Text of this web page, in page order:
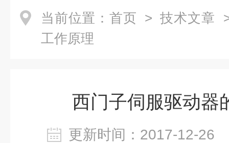
当前位置： 首页 > 技术文章
工作原理
西门子伺服驱动器
更新时间：2017-12-